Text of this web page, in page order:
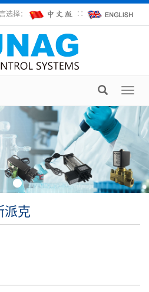
选择： ∷
派克